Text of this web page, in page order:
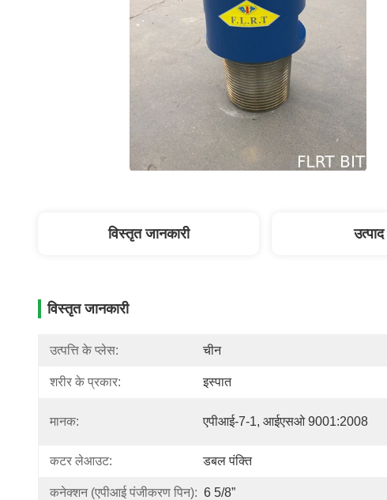
विस्तृत जानकारी उत्पाद
विस्तृत जानकारी
उत्पत्ति के प्लेस: चीन
शरीर के प्रकार: इस्पात
मानक: एपीआई-7-1, आईएसओ 9001:2008
कटर लेआउट: डबल पंक्ति
कनेक्शन (एपीआई पंजीकरण पिन): 6 5/8”